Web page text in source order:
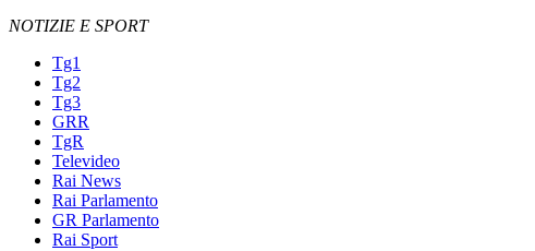
NOTIZIE E SPORT
Tg1
Tg2
Tg3
GRR
TgR
Televideo
Rai News
Rai Parlamento
GR Parlamento
Rai Sport